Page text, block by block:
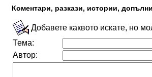
Коментари, разкази, истории,
Добавете каквото искате, но
Тема:
Автор: